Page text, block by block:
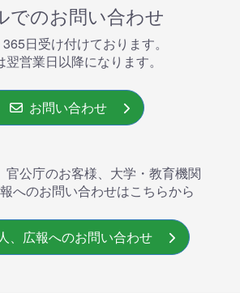
でのお問い合わせ
⽇受け付けております。
翌営業⽇以降になります。
お問い合わせ
官公庁のお客様、大学・教育機関
へのお問い合わせはこちらから
、広報へのお問い合わせ